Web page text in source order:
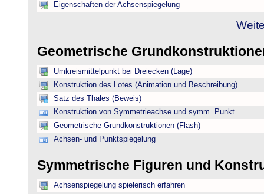
Eigenschaften der Achsenspiegelung
Geometrische
Umkreismittelpunkt bei Dreiecken (Lage)
Konstruktion des Lotes (Animation und Beschreibung)
Satz des Thales (Beweis)
Konstruktion von Symmetrieachse und symm. Punkt
Geometrische Grundkonstruktionen (Flash)
Achsen- und Punktspiegelung
Symmetrische Figuren und
Achsenspiegelung spielerisch erfahren